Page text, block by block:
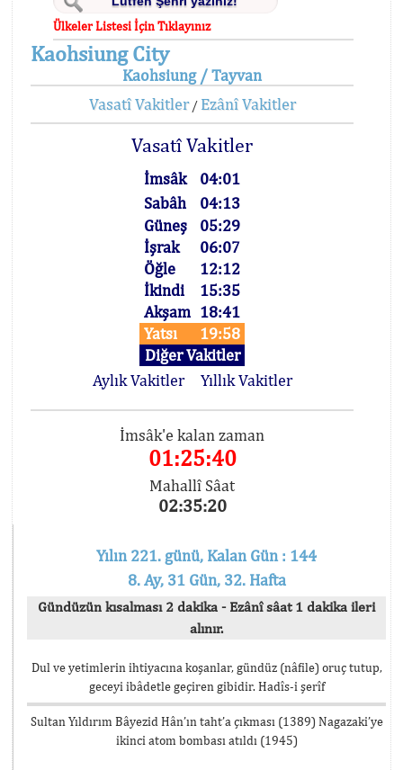
Ülkeler Listesi İçin Tıklayınız
Kaohsiung City
Kaohsiung / Tayvan
Vasatî Vakitler/ Ezânî Vakitler
Vasatî Vakitler
İmsâk
04:01
Sabâh
04:13
Güneş
05:29
İşrak
06:07
Öğle
12:12
İkindi
15:35
Akşam 18:41
Yatsı
19:58
Diğer Vakitler
Aylık Vakitler
Yıllık Vakitler
İmsâk'e kalan zaman
01:25:40
Mahallî Sâat
02:35:20
Yılın 221. günü, Kalan Gün : 144
8. Ay, 31 Gün, 32. Hafta
Gündüzün kısalması 2 dakika - Ezânî sâat 1 dakika ileri
alınır.
Dul ve yetimlerin ihtiyacına koşanlar, gündüz (nâfile) oruç tutup,
geceyi ibâdetle geçiren gibidir. Hadîs-i şerîf
Sultan Yıldırım Bâyezid Hân’ın taht’a çıkması (1389) Nagazaki’ye
ikinci atom bombası atıldı (1945)